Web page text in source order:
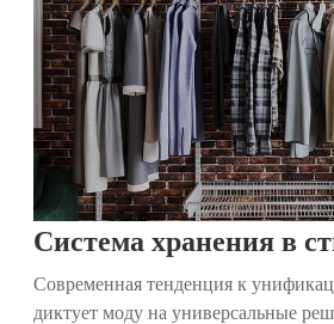
Мы расскажем, как организовать
лежало на своих местах и было под
Система хранения в
Современная тенденция к
диктует моду на универсальные